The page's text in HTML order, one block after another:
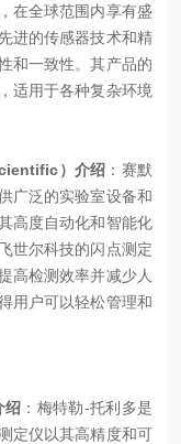
在全球范围内享有盛
进的传感器技术和精
和一致性。其产品的
适用于各种复杂环境
）介绍 ：赛默
广泛的实验室设备和
高度自动化和智能化
世尔科技的闪点测定
高检测效率并减少人
用户可以轻松管理和
绍 ：梅特勒-托利多是
定仪以其高精度和可